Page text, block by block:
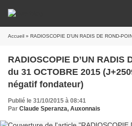
Accueil » RADIOSCOPIE D’UN RADIS DE ROND-POINT - du 31
RADIOSCOPIE D’UN RADIS
du 31 OCTOBRE 2015
négatif fondateur)
Publié le 31/10/2015 à 08:41
Par Claude Speranza, Auxonnais